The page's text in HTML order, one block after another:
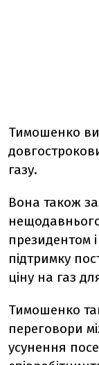
Тимошенко
газу.
Вона також
нещодавнього
президентом
підтримку
ціну на газ
Тимошенко
переговори
усунення